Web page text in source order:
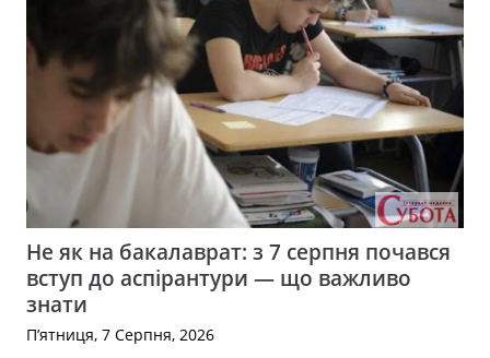
Не як на бакалаврат: з 7 серпня почався
вступ до аспірантури — що важливо
знати
П’ятниця, 7 Серпня, 2026